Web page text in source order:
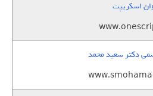
اسکریپت
دکتر سعید محمد